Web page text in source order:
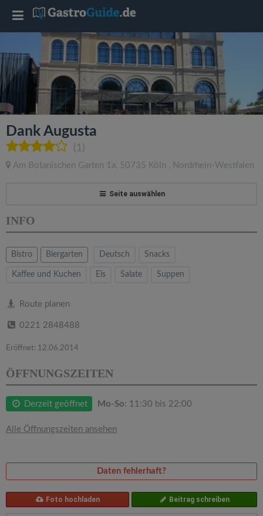
Dank Augusta
(1)
Am Botanischen Garten 1a, 50735 Köln , Nordrhein-Westfalen
Seite auswählen
INFO
Bistro Biergarten Deutsch Snacks
Kaffee und Kuchen Eis Salate Suppen
Route planen
0221 2848488
Eröffnet: 12.06.2014
ÖFFNUNGSZEITEN
Derzeit geöffnet Mo-So: 11:30 bis 22:00
Alle Öffnungszeiten ansehen
Daten fehlerhaft?
Foto hochladen Beitrag schreiben
T
l
e
a
v
g
t
n